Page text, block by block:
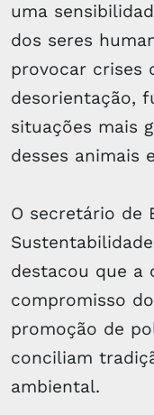
uma
dos seres
provocar crises
desorientação,
situações mais
desses animais
O secretário de
destacou que a
compromisso
promoção de
conciliam
ambiental.